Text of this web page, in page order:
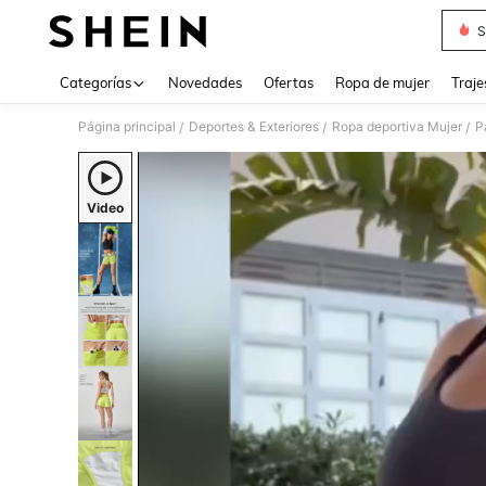
Categorías Novedades Ofertas Ropa de mujer
Página principal / Deportes & Exteriores / Ropa deportiva Mujer /
Video